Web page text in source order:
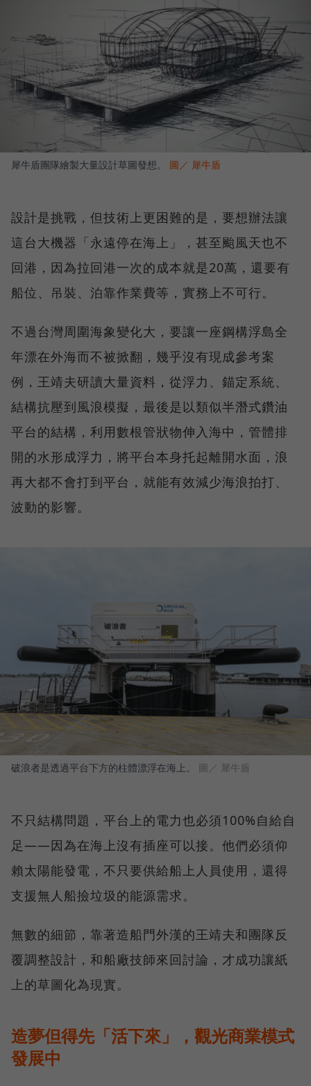
犀牛盾團隊繪製大量設計草圖發想。 圖／ 犀牛盾
設計是挑戰，但技術上更困難的是，要想辦法讓
這台大機器「永遠停在海上」，甚至颱風天也不
回港，因為拉回港一次的成本就是20萬，還要有
船位、吊裝、泊靠作業費等，實務上不可行。
不過台灣周圍海象變化大，要讓一座鋼構浮島全
年漂在外海而不被掀翻，幾乎沒有現成參考案
例，王靖夫研讀大量資料，從浮力、錨定系統、
結構抗壓到風浪模擬，最後是以類似半潛式鑽油
平台的結構，利用數根管狀物伸入海中，管體排
開的水形成浮力，將平台本身托起離開水面，浪
再大都不會打到平台，就能有效減少海浪拍打、
波動的影響。
破浪者是透過平台下方的柱體漂浮在海上。 圖／ 犀牛盾
不只結構問題，平台上的電力也必須100%自給自
足——因為在海上沒有插座可以接。他們必須仰
賴太陽能發電，不只要供給船上人員使用，還得
支援無人船撿垃圾的能源需求。
無數的細節，靠著造船門外漢的王靖夫和團隊反
覆調整設計，和船廠技師來回討論，才成功讓紙
上的草圖化為現實。
造夢但得先「活下來」，觀光商業模式
發展中